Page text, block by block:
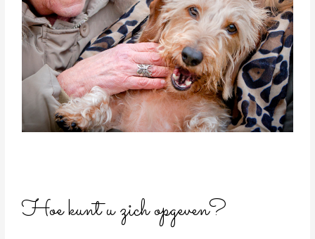
Hoe kunt u zich opgeven?